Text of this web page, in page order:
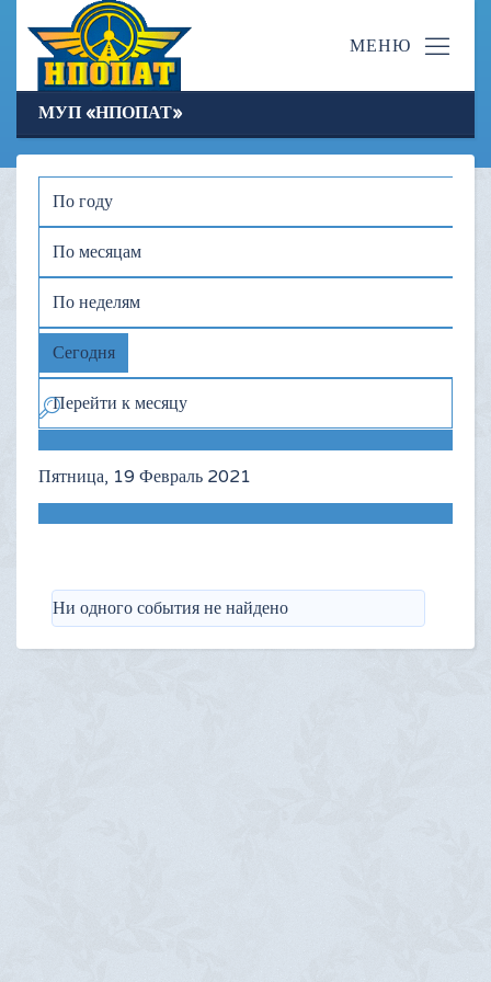
МУП «НПОПАТ»
По году
По месяцам
По неделям
Сегодня
Перейти к месяцу
Пятница, 19 Февраль 2021
Ни одного события не найдено